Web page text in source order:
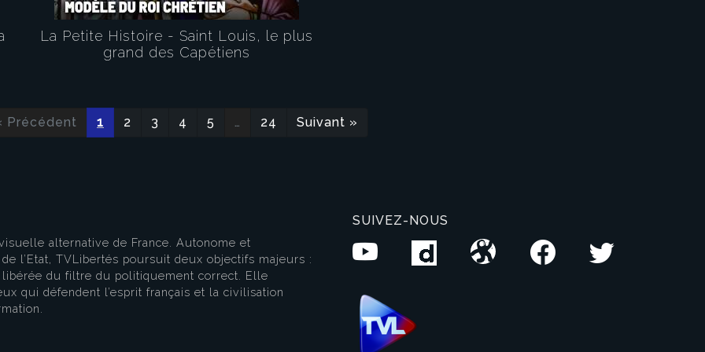
des cookies
La Petite Histoire - Saint Louis, le plus
grand des Capétiens
Précédent 1 2 3 4 5 … 24 Suivant »
alternative de France. Autonome et
l’Etat, TVLibertés poursuit deux objectifs majeurs :
du filtre du politiquement correct. Elle
qui défendent l’esprit français et la civilisation
SUIVEZ-NOUS